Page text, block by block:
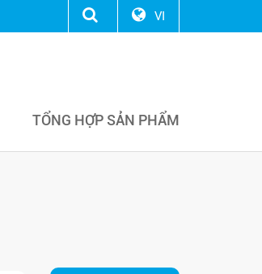
VI
TỔNG HỢP SẢN PHẨM